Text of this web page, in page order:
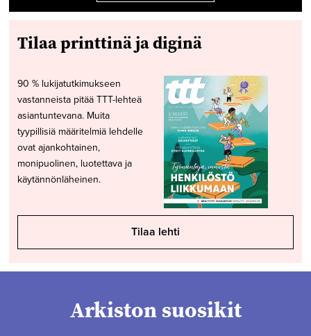
Tilaa printtinä ja diginä
90 % lukijatutkimukseen
vastanneista pitää TTT-lehteä
asiantuntevana. Muita
tyypillisiä määritelmiä lehdelle
ovat ajankohtainen,
monipuolinen, luotettava ja
käytännönläheinen.
Tilaa lehti
Arkiston suosikit